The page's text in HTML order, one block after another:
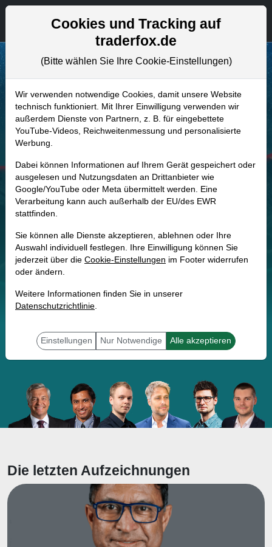
Aktien- und Artikelsuche
Webinare von
TraderFox
GRATIS
TEILNEHMEN
Lernen Sie Handelsstrategien und den
Umgang mit der TraderFox Software
Die letzten Aufzeichnungen
Cookies und Tracking auf
traderfox.de
(Bitte wählen Sie Ihre Cookie-Einstellungen)
Wir verwenden notwendige Cookies, damit unsere Website
technisch funktioniert. Mit Ihrer Einwilligung verwenden wir
außerdem Dienste von Partnern, z. B. für eingebettete
YouTube-Videos, Reichweitenmessung und personalisierte
Werbung.
Dabei können Informationen auf Ihrem Gerät gespeichert oder
ausgelesen und Nutzungsdaten an Drittanbieter wie
Google/YouTube oder Meta übermittelt werden. Eine
Verarbeitung kann auch außerhalb der EU/des EWR
stattfinden.
Sie können alle Dienste akzeptieren, ablehnen oder Ihre
Auswahl individuell festlegen. Ihre Einwilligung können Sie
jederzeit über die Cookie-Einstellungen im Footer widerrufen
oder ändern.
Weitere Informationen finden Sie in unserer
Datenschutzrichtlinie.
Einstellungen Nur Notwendige Alle akzeptieren